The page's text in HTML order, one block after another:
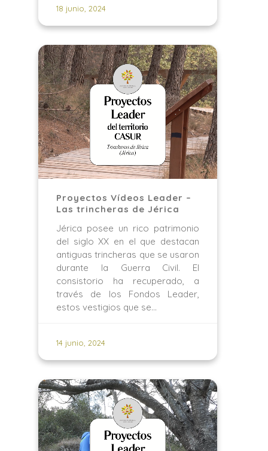
18 junio, 2024
Proyectos Vídeos Leader –
Las trincheras de Jérica
Jérica posee un rico patrimonio
del siglo XX en el que destacan
antiguas trincheras que se usaron
durante la Guerra Civil. El
consistorio ha recuperado, a
través de los Fondos Leader,
estos vestigios que se…
14 junio, 2024